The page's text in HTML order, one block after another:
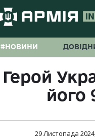
#НОВИНИ
Герой
його
29 Листопада